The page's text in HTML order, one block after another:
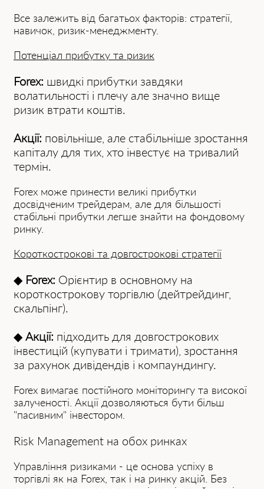
Все залежить від багатьох факторів: стратегії,
навичок, ризик-менеджменту.
Потенціал прибутку та ризик
Forex: швидкі прибутки завдяки
волатильності і плечу але значно вище
ризик втрати коштів.
Акції: повільніше, але стабільніше зростання
капіталу для тих, хто інвестує на тривалий
термін.
Forex може принести великі прибутки
досвідченим трейдерам, але для більшості
стабільні прибутки легше знайти на фондовому
ринку.
Короткострокові та довгострокові стратегії
◆ Forex: Орієнтир в основному на
короткострокову торгівлю (дейтрейдинг,
скальпінг).
◆Акції: підходить для довгострокових
інвестицій (купувати і тримати), зростання
за рахунок дивідендів і компаундингу.
Forex вимагає постійного моніторингу та високої
залученості. Акції дозволяються бути більш
"пасивним" інвестором.
Risk Management на обох ринках
Управління ризиками - це основа успіху в
торгівлі як на Forex, так і на ринку акцій. Без